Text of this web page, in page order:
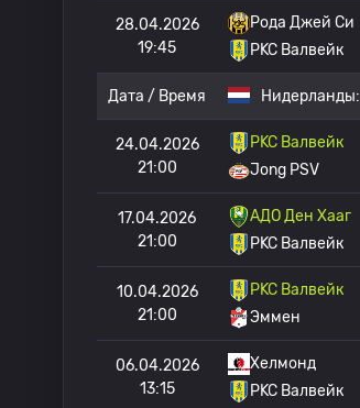
28.04.2026
19:45
Рода Джей Си
РKC Валвейк
Дата / Время Нидерланды:
24.04.2026
21:00
РKC Валвейк
Jong PSV
17.04.2026
21:00
АДО Ден Хааг
РKC Валвейк
10.04.2026
21:00
РKC Валвейк
Эммен
06.04.2026
13:15
Хелмонд
РKC Валвейк